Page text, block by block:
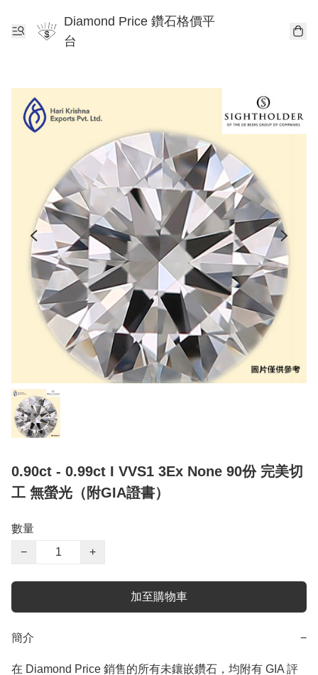
Diamond Price 鑽石格價平
台
0.90ct - 0.99ct I VVS1 3Ex None 90份 完美切
工 無螢光（附GIA證書）
數量
−
+
加至購物車
簡介 −
在 Diamond Price 銷售的所有未鑲嵌鑽石，均附有 GIA 評